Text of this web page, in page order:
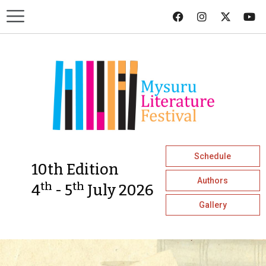
10th Edition
4th - 5th July 2026
Schedule
Authors
Gallery